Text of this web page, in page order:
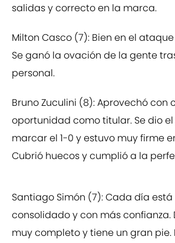
salidas y correcto en la marca.
Milton Casco (7): Bien en el
Se ganó la ovación de la gente
personal.
Bruno Zuculini (8): Aprovechó con
oportunidad como titular. Se dio
marcar el 1-0 y estuvo muy firme
Cubrió huecos y cumplió a la
Santiago Simón (7): Cada día
consolidado y con más confianza.
muy completo y tiene un gran pie.